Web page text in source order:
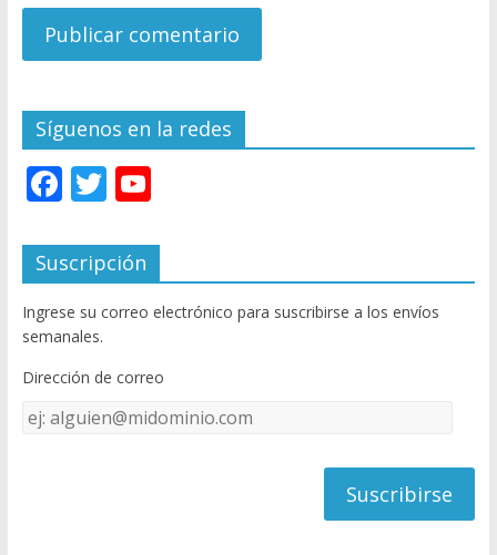
Síguenos en la redes
F
e
b
o
o
k
T
itt
er
Y
u
T
u
e
C
Suscripción
Ingrese su correo electrónico para suscribirse a los envíos
semanales.
Dirección de correo
Dirección
de